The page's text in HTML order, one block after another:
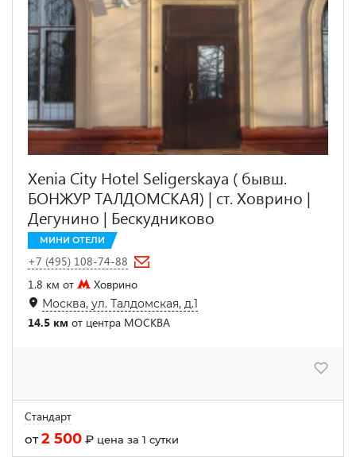
Xenia City Hotel Seligerskaya ( бывш.
БОНЖУР ТАЛДОМСКАЯ) | ст. Ховрино |
Дегунино | Бескудниково
МИНИ ОТЕЛИ
+7 (495) 108-74-88
1.8 км от
Ховрино
Москва, ул. Талдомская, д.1
14.5 км от центра МОСКВА
Стандарт
от2 500 ₽ цена за 1 сутки